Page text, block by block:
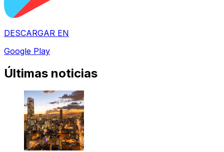
DESCARGAR EN
Google Play
Últimas noticias